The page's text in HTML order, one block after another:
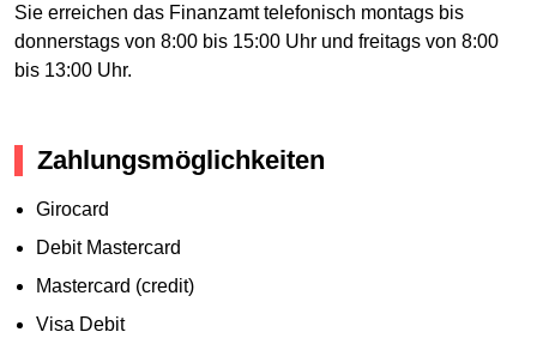
Sie erreichen das Finanzamt telefonisch montags bis
donnerstags von 8:00 bis 15:00 Uhr und freitags von 8:00
bis 13:00 Uhr.
Zahlungsmöglichkeiten
Girocard
Debit Mastercard
Mastercard (credit)
Visa Debit